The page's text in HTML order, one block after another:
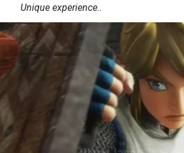
Unique experience..